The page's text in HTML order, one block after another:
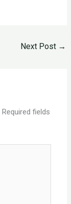
Next Post →
Required fields